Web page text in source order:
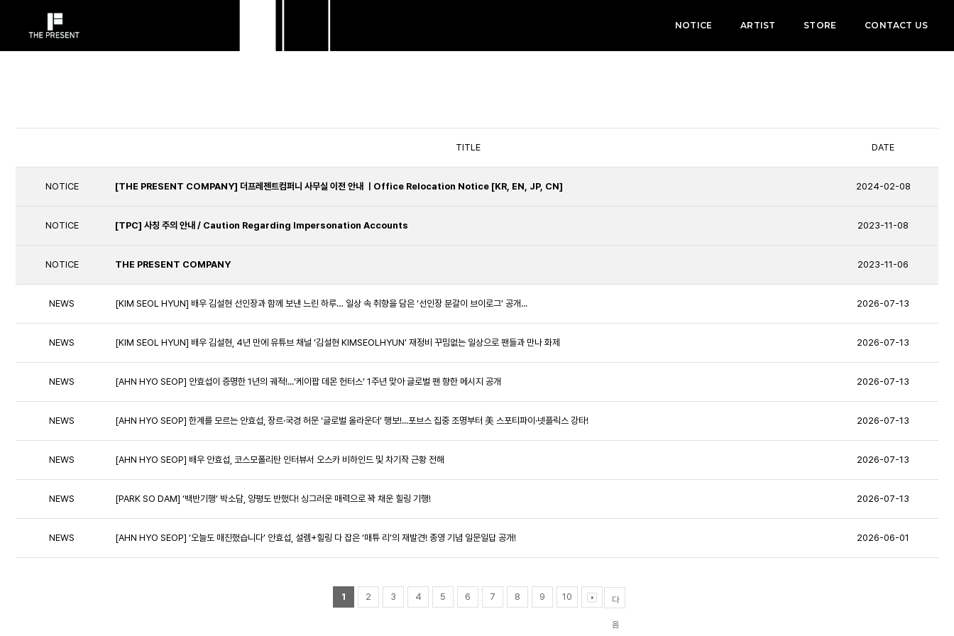
NOTICE ARTIST STORE CONTACT US
TITLE DATE
NOTICE [THE PRESENT COMPANY] 더프레젠트컴퍼니 사무실 이전 안내 ㅣOffice Relocation Notice [KR, EN, JP, CN] 2024-02-08
NOTICE [TPC] 사칭 주의 안내 / Caution Regarding Impersonation Accounts 2023-11-08
NOTICE THE PRESENT COMPANY 2023-11-06
NEWS [KIM SEOL HYUN] 배우 김설현 선인장과 함께 보낸 느린 하루… 일상 속 취향을 담은 ‘선인장 분갈이 브이로그’ 공개... 2026-07-13
NEWS [KIM SEOL HYUN] 배우 김설현, 4년 만에 유튜브 채널 ‘김설현 KIMSEOLHYUN’ 재정비 꾸밈없는 일상으로 팬들과 만나 화제 2026-07-13
NEWS [AHN HYO SEOP] 안효섭이 증명한 1년의 궤적!...‘케이팝 데몬 헌터스’ 1주년 맞아 글로벌 팬 향한 메시지 공개 2026-07-13
NEWS [AHN HYO SEOP] 한계를 모르는 안효섭, 장르·국경 허문 ‘글로벌 올라운더’ 행보!...포브스 집중 조명부터 美 스포티파이·넷플릭스 강타! 2026-07-13
NEWS [AHN HYO SEOP] 배우 안효섭, 코스모폴리탄 인터뷰서 오스카 비하인드 및 차기작 근황 전해 2026-07-13
NEWS [PARK SO DAM] ‘백반기행’ 박소담, 양평도 반했다! 싱그러운 매력으로 꽉 채운 힐링 기행! 2026-07-13
NEWS [AHN HYO SEOP] ‘오늘도 매진했습니다’ 안효섭, 설렘+힐링 다 잡은 ‘매튜 리’의 재발견! 종영 기념 일문일답 공개! 2026-06-01
1 2 3 4 5 6 7 8 9 10 다
음